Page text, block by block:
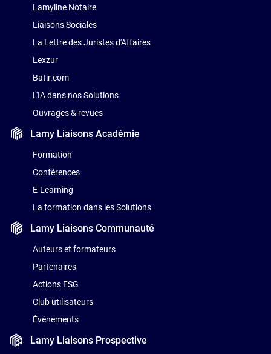
Lamyline Notaire
Liaisons Sociales
La Lettre des Juristes d'Affaires
Lexzur
Batir.com
L'IA dans nos Solutions
Ouvrages & revues
Lamy LiaisonsAcadémie
Formation
Conférences
E-Learning
La formation dans les Solutions
Lamy LiaisonsCommunauté
Auteurs et formateurs
Partenaires
Actions ESG
Club utilisateurs
Évènements
Lamy Liaisons Prospective